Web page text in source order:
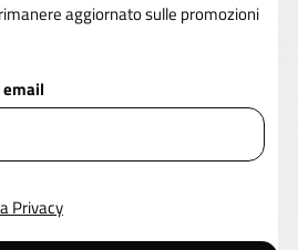
aggiornato sulle promozioni
Privacy